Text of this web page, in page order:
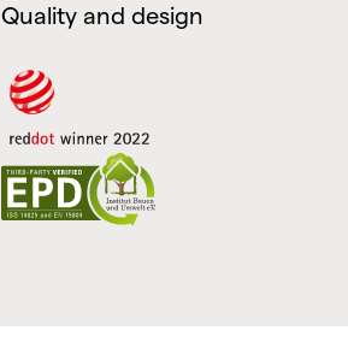
Quality and design